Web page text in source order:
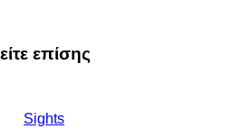
επίσης
Sights